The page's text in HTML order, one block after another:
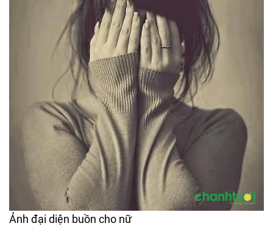
Ảnh đại diện buồn cho nữ